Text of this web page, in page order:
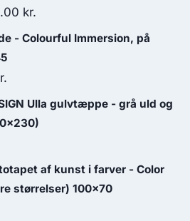
kr.
- Colourful Immersion, på
Ulla gulvtæppe - grå uld og
af kunst i farver - Color
størrelser) 100x70